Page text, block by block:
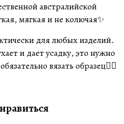
австралийской
мягкая и не колючая✨
для любых изделий.
и дает усадку, это нужно
вязать образец👌🏽